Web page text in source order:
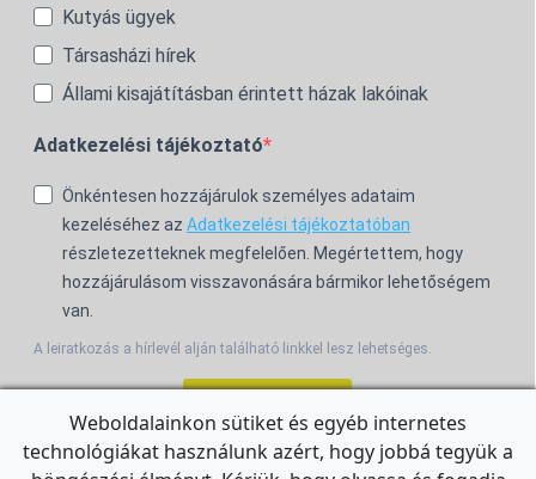
Kutyás ügyek
Társasházi hírek
Állami kisajátításban érintett házak lakóinak
Adatkezelési tájékoztató
Önkéntesen hozzájárulok személyes adataim
kezeléséhez az Adatkezelési tájékoztatóban
részletezetteknek megfelelően. Megértettem, hogy
hozzájárulásom visszavonására bármikor lehetőségem
van.
A leiratkozás a hírlevél alján található linkkel lesz lehetséges.
For the English Newsletter, clickHERE.
Weboldalainkon sütiket és egyéb internetes
technológiákat használunk azért, hogy jobbá tegyük a